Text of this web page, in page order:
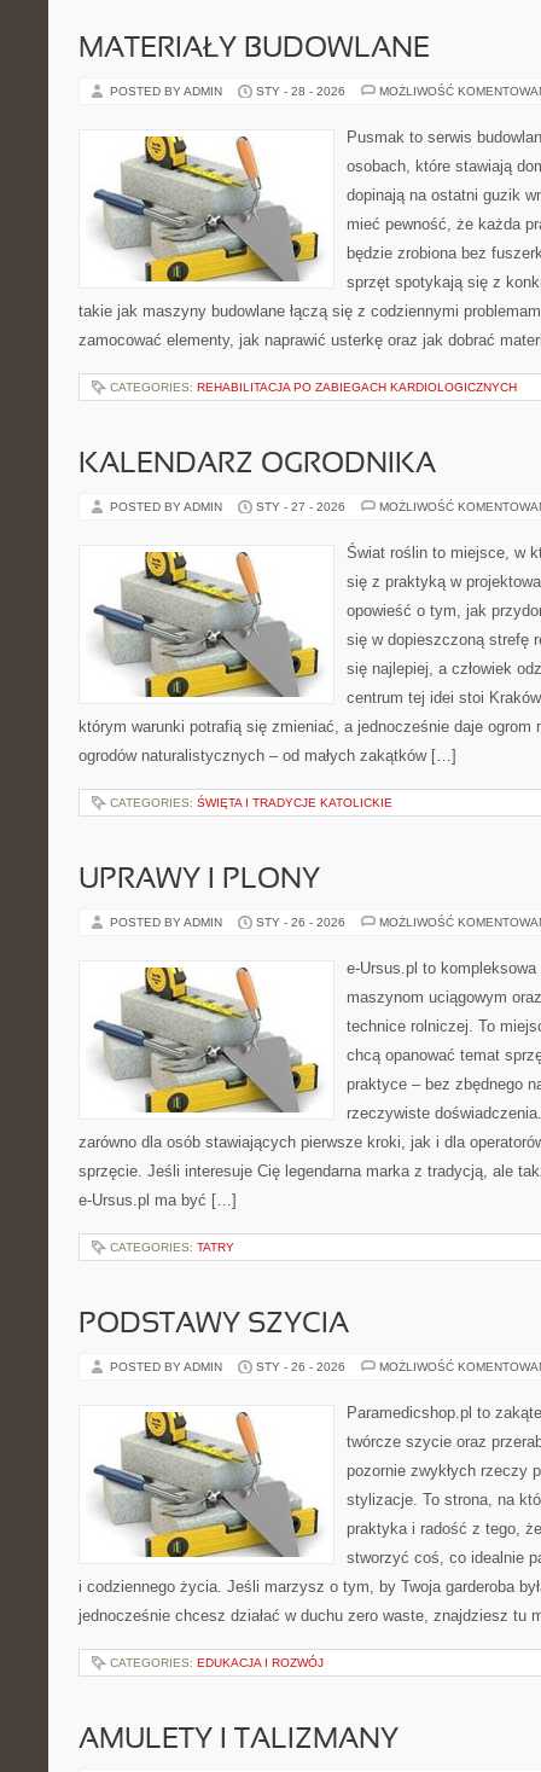
MATERIAŁY BUDOWLANE
POSTED BY ADMIN STY - 28 - 2026 MOŻLIWOŚĆ
Pusmak to serwis
osobach, które stawiają
dopinają na ostatni guzik
mieć pewność, że każda
będzie zrobiona bez
sprzęt spotykają się z
takie jak maszyny budowlane łączą się z codziennymi
zamocować elementy, jak naprawić usterkę oraz jak dobrać
CATEGORIES: REHABILITACJA PO ZABIEGACH KARDIOLOGICZNYCH
KALENDARZ OGRODNIKA
POSTED BY ADMIN STY - 27 - 2026 MOŻLIWOŚĆ
Świat roślin to miejsce, w
się z praktyką w
opowieść o tym, jak
się w dopieszczoną strefę
się najlepiej, a człowiek
centrum tej idei stoi
którym warunki potrafią się zmieniać, a jednocześnie daje ogrom
ogrodów naturalistycznych – od małych zakątków […]
CATEGORIES: ŚWIĘTA I TRADYCJE KATOLICKIE
UPRAWY I PLONY
POSTED BY ADMIN STY - 26 - 2026 MOŻLIWOŚĆ
e-Ursus.pl to
maszynom uciągowym
technice rolniczej. To
chcą opanować temat
praktyce – bez zbędnego
rzeczywiste
zarówno dla osób stawiających pierwsze kroki, jak i dla
sprzęcie. Jeśli interesuje Cię legendarna marka z tradycją, ale
e-Ursus.pl ma być […]
CATEGORIES: TATRY
PODSTAWY SZYCIA
POSTED BY ADMIN STY - 26 - 2026 MOŻLIWOŚĆ
Paramedicshop.pl to
twórcze szycie oraz
pozornie zwykłych rzeczy
stylizacje. To strona, na
praktyka i radość z tego,
stworzyć coś, co idealnie
i codziennego życia. Jeśli marzysz o tym, by Twoja garderoba
jednocześnie chcesz działać w duchu zero waste, znajdziesz tu
CATEGORIES: EDUKACJA I ROZWÓJ
AMULETY I TALIZMANY